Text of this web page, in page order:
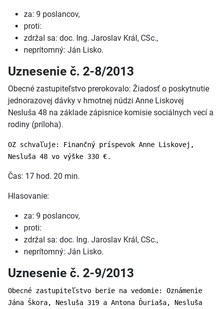
za: 9 poslancov,
proti:
zdržal sa: doc. Ing. Jaroslav Král, CSc.,
neprítomný: Ján Lisko.
Uznesenie č. 2-8/2013
Obecné zastupiteľstvo prerokovalo: Žiadosť o poskytnutie
jednorazovej dávky v hmotnej núdzi Anne Liskovej
Nesluša 48 na základe zápisnice komisie sociálnych vecí a
rodiny (príloha).
OZ schvaľuje: Finančný príspevok Anne Liskovej,
Nesluša 48 vo výške 330 €.
Čas: 17 hod. 20 min.
Hlasovanie:
za: 9 poslancov,
proti:
zdržal sa: doc. Ing. Jaroslav Král, CSc.,
neprítomný: Ján Lisko.
Uznesenie č. 2-9/2013
Obecné zastupiteľstvo berie na vedomie: Oznámenie
Jána Škora, Nesluša 319 a Antona Ďuriaša, Nesluša